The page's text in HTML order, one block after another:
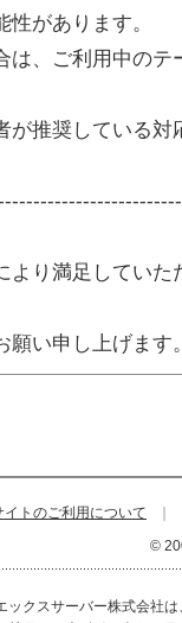
があります。
、ご利用中のテ
推奨している対
より満足していた
願い申し上げます
イトのご利用について
©
ックスサーバー株式会社